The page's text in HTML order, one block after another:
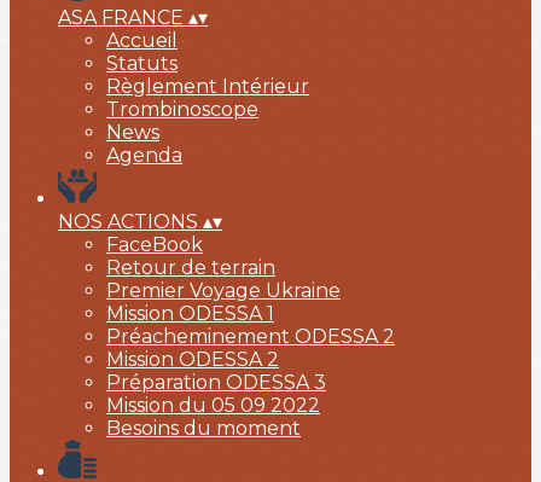
ASA FRANCE ▴▾
Accueil
Statuts
Règlement Intérieur
Trombinoscope
News
Agenda
NOS ACTIONS ▴▾
FaceBook
Retour de terrain
Premier Voyage Ukraine
Mission ODESSA 1
Préacheminement ODESSA 2
Mission ODESSA 2
Préparation ODESSA 3
Mission du 05 09 2022
Besoins du moment